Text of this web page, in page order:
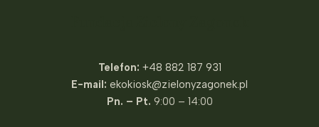
Telefon: +48 882 187 931
E-mail: ekokiosk@zielonyzagonek.pl
Pn. – Pt. 9:00 – 14:00